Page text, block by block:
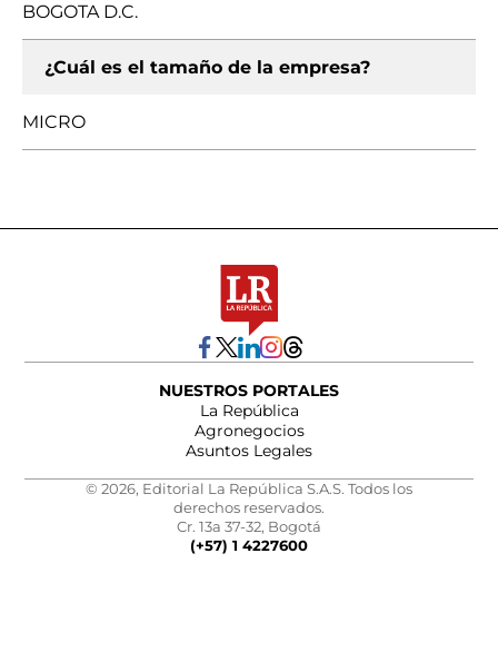
BOGOTA D.C.
¿Cuál es el tamaño de la empresa?
MICRO
NUESTROS PORTALES
La República
Agronegocios
Asuntos Legales
© 2026, Editorial La República S.A.S. Todos los
derechos reservados.
Cr. 13a 37-32, Bogotá
(+57) 1 4227600